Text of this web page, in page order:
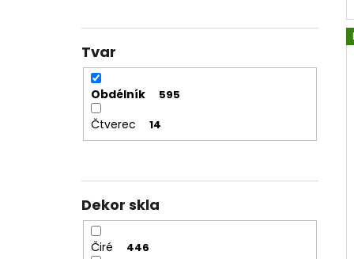
Tvar
Obdélník 595
Čtverec 14
Dekor skla
Čiré 446